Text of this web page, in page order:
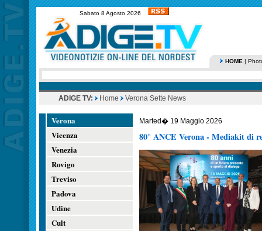
Sabato 8 Agosto 2026
HOME |
ADIGE TV: Home Verona Sette News
Verona
Vicenza
Venezia
Rovigo
Treviso
Padova
Udine
Cult
Marted� 19 Maggio 2026
80° ANCE Verona - Mediakit di